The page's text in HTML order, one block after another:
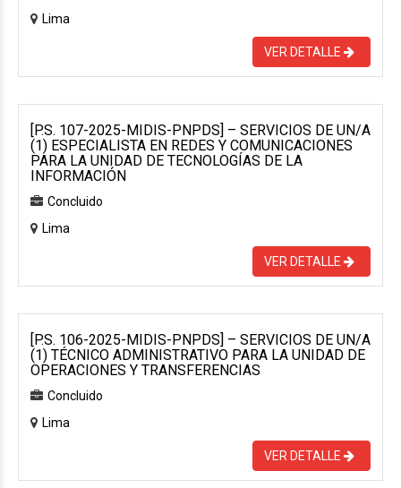
Lima
VER DETALLE
[P.S. 107-2025-MIDIS-PNPDS] – SERVICIOS DE UN/A
(1) ESPECIALISTA EN REDES Y COMUNICACIONES
PARA LA UNIDAD DE TECNOLOGÍAS DE LA
INFORMACIÓN
Concluido
Lima
VER DETALLE
[P.S. 106-2025-MIDIS-PNPDS] – SERVICIOS DE UN/A
(1) TÉCNICO ADMINISTRATIVO PARA LA UNIDAD DE
OPERACIONES Y TRANSFERENCIAS
Concluido
Lima
VER DETALLE